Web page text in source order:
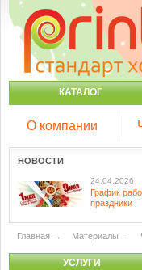
КАТАЛОГ
О компании
НОВОСТИ
24.04.2026
График
праздники
Главная → Материалы →
УСЛУГИ